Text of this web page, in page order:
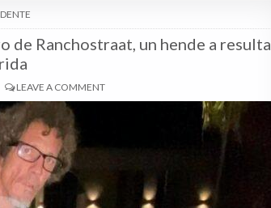
de Ranchostraat, un hende a resulta
LEAVE A COMMENT